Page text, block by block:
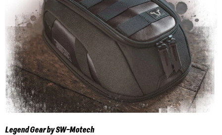
Legend Gear by SW-Motech